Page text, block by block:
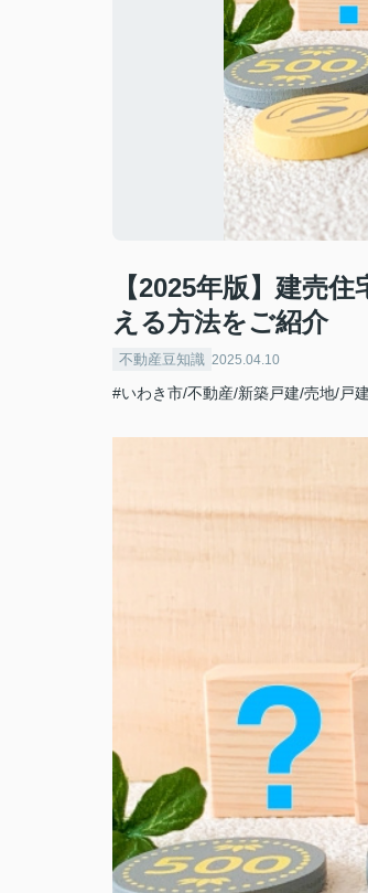
【2025年版】建売
える方法をご紹介
不動産豆知識 2025.04.10
#いわき市/不動産/新築戸建/売地/戸